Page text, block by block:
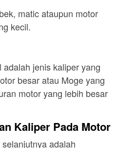
matic ataupun motor
kecil.
jenis kaliper yang
besar atau Moge yang
motor yang lebih besar
Kaliper Pada Motor
adalah